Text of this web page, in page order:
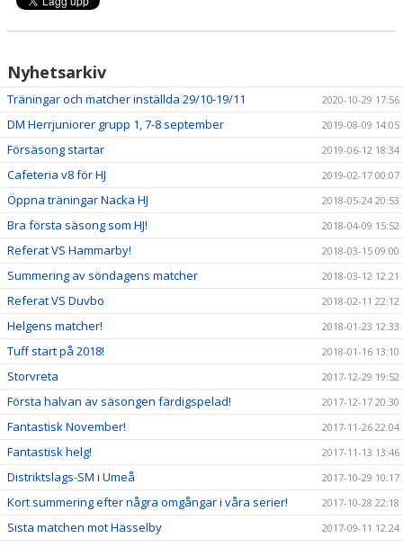
Nyhetsarkiv
Träningar och matcher inställda 29/10-19/11 2020-10-29 17:56
DM Herrjuniorer grupp 1, 7-8 september 2019-08-09 14:05
Försäsong startar 2019-06-12 18:34
Cafeteria v8 för HJ 2019-02-17 00:07
Öppna träningar Nacka HJ 2018-05-24 20:53
Bra första säsong som HJ! 2018-04-09 15:52
Referat VS Hammarby! 2018-03-15 09:00
Summering av söndagens matcher 2018-03-12 12:21
Referat VS Duvbo 2018-02-11 22:12
Helgens matcher! 2018-01-23 12:33
Tuff start på 2018! 2018-01-16 13:10
Storvreta 2017-12-29 19:52
Första halvan av säsongen färdigspelad! 2017-12-17 20:30
Fantastisk November! 2017-11-26 22:04
Fantastisk helg! 2017-11-13 13:46
Distriktslags-SM i Umeå 2017-10-29 10:17
Kort summering efter några omgångar i våra serier! 2017-10-28 22:18
Sista matchen mot Hässelby 2017-09-11 12:24